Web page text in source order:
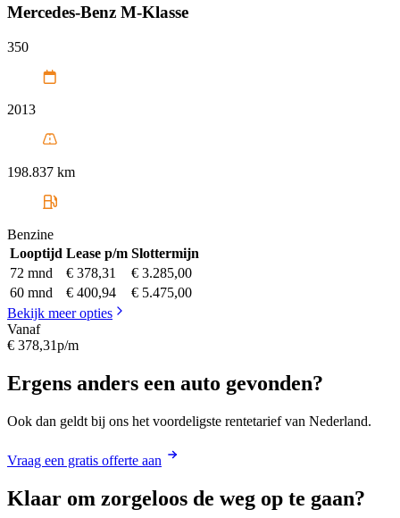
Mercedes-Benz M-Klasse
350
2013
198.837 km
Benzine
Looptijd Lease p/m Slottermijn
72 mnd
€ 378,31
€ 3.285,00
60 mnd
€ 400,94
€ 5.475,00
Bekijk meer opties
Vanaf
€ 378,31p/m
Ergens anders een auto gevonden?
Ook dan geldt bij ons het voordeligste rentetarief van Nederland.
Vraag een gratis offerte aan
Klaar om zorgeloos de weg op te gaan?